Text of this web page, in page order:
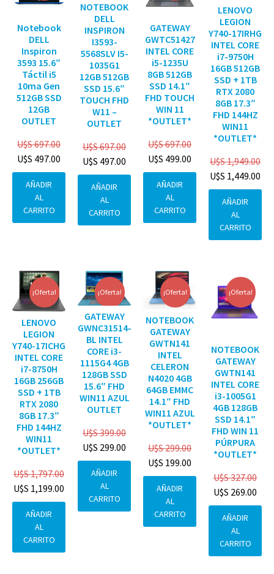
Notebook
DELL
Inspiron
3593 15.6″
Táctil i5
10ma Gen
512GB SSD
12GB
OUTLET
U$S697.00
U$S 497.00
AÑADIR
AL
CARRITO
NOTEBOOK
DELL
INSPIRON
I3593-
5568SLV I5-
1035G1
12GB 512GB
SSD 15.6″
TOUCH FHD
W11 –
OUTLET
U$S697.00
U$S 497.00
AÑADIR
AL
CARRITO
GATEWAY
GWTC51427
INTEL CORE
i5-1235U
8GB 512GB
SSD 14.1″
FHD TOUCH
WIN 11
*OUTLET*
U$S697.00
U$S 499.00
AÑADIR
AL
CARRITO
LENOVO
LEGION
Y740-17IRHG
INTEL CORE
i7-9750H
16GB 512GB
SSD + 1TB
RTX 2080
8GB 17.3″
FHD 144HZ
WIN11
*OUTLET*
U$S1,949.00
U$S 1,449.00
AÑADIR
AL
CARRITO
¡Oferta!
LENOVO
LEGION
Y740-17ICHG
INTEL CORE
i7-8750H
16GB 256GB
SSD + 1TB
RTX 2080
8GB 17.3″
FHD 144HZ
WIN11
*OUTLET*
U$S1,797.00
U$S 1,199.00
AÑADIR
AL
CARRITO
¡Oferta!
GATEWAY
GWNC31514-
BL INTEL
CORE i3-
1115G4 4GB
128GB SSD
15.6″ FHD
WIN11 AZUL
OUTLET
U$S399.00
U$S 299.00
AÑADIR
AL
CARRITO
¡Oferta!
NOTEBOOK
GATEWAY
GWTN141
INTEL
CELERON
N4020 4GB
64GB EMMC
14.1″ FHD
WIN11 AZUL
*OUTLET*
U$S299.00
U$S 199.00
AÑADIR
AL
CARRITO
¡Oferta!
NOTEBOOK
GATEWAY
GWTN141
INTEL CORE
i3-1005G1
4GB 128GB
SSD 14.1″
FHD WIN 11
PÚRPURA
*OUTLET*
U$S327.00
U$S 269.00
AÑADIR
AL
CARRITO